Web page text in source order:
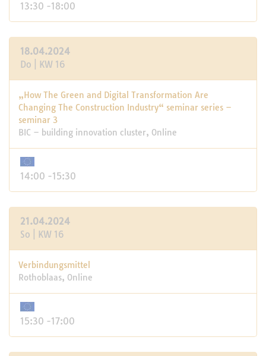
13:30 -18:00
18.04.2024
Do | KW 16
„How The Green and Digital Transformation Are
Changing The Construction Industry“ seminar series –
seminar 3
BIC – building innovation cluster, Online
14:00 -15:30
21.04.2024
So | KW 16
Verbindungsmittel
Rothoblaas, Online
15:30 -17:00